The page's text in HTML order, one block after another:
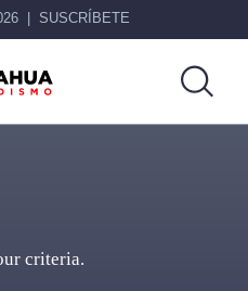
SUSCRÍBETE
criteria.